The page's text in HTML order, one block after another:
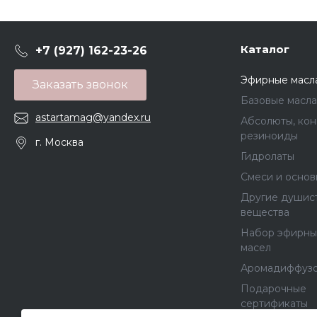
+7 (927) 162-23-26
Заказать звонок
astartamag@yandex.ru
г. Москва
Каталог
Эфирные
Базовые масла
Абсолюты,
резиноиды
Гидролаты
Смеси и
Другие
вещества
Набор
масел
Подарочные
сертификаты